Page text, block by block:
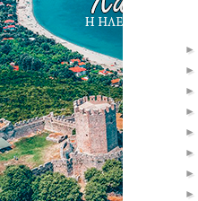
►
►
►
►
►
►
►
►